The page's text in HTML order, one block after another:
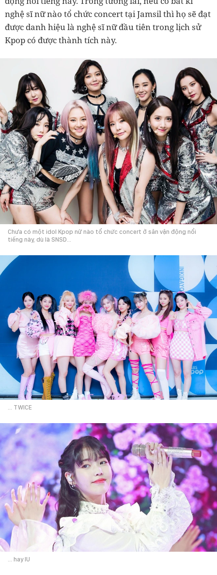
nghệ sĩ nữ nào tổ chức concert tại Jamsil thì họ sẽ đạt
được danh hiệu là nghệ sĩ nữ đầu tiên trong lịch sử
Kpop có được thành tích này.
Chưa có một idol Kpop nữ nào tổ chức concert ở sân vận động nổi
tiếng này, dù là SNSD...
... TWICE
... hay IU